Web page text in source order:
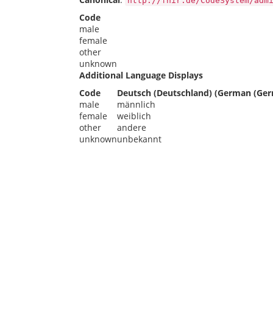
Code
male
female
other
unknown
Additional Language Displays
Code
Deutsch (Deutschland) (German
male
männlich
female
weiblich
other
andere
unknownunbekannt